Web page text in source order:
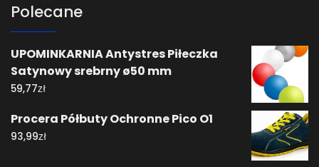
Polecane
UPOMINKARNIA Antystres Piłeczka
Satynowy srebrny ø50 mm
59,77zł
Procera Półbuty Ochronne Pico O1
93,99zł